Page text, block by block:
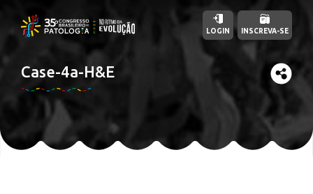
Case-4a-H&E
LOGIN INSCREVA-SE